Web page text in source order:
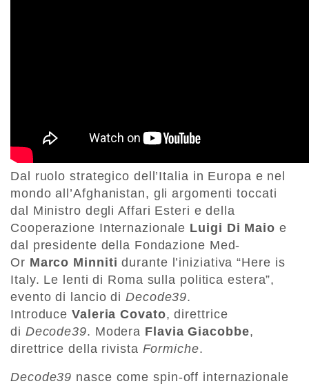
Dal ruolo strategico dell’Italia in Europa e nel
mondo all’Afghanistan, gli argomenti toccati
dal Ministro degli Affari Esteri e della
Cooperazione Internazionale Luigi Di Maio e
dal presidente della Fondazione Med-
Or Marco Minniti durante l’iniziativa “Here is
Italy. Le lenti di Roma sulla politica estera”,
evento di lancio di Decode39.
IntroduceValeria Covato, direttrice
di Decode39. Modera Flavia Giacobbe,
direttrice della rivista Formiche.
Decode39 nasce come spin-off internazionale